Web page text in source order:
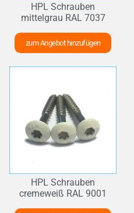
HPL Schrauben
mittelgrau RAL 7037
zum Angebot hinzufügen
HPL Schrauben
cremeweiß RAL 9001